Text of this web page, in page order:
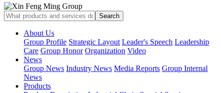
About Us
Group Profile Strategic Layout Leader's Speech Leadership
Care Group Honor Organization Video
News
Group News Industry News Media Reports Group Internal
News
Products